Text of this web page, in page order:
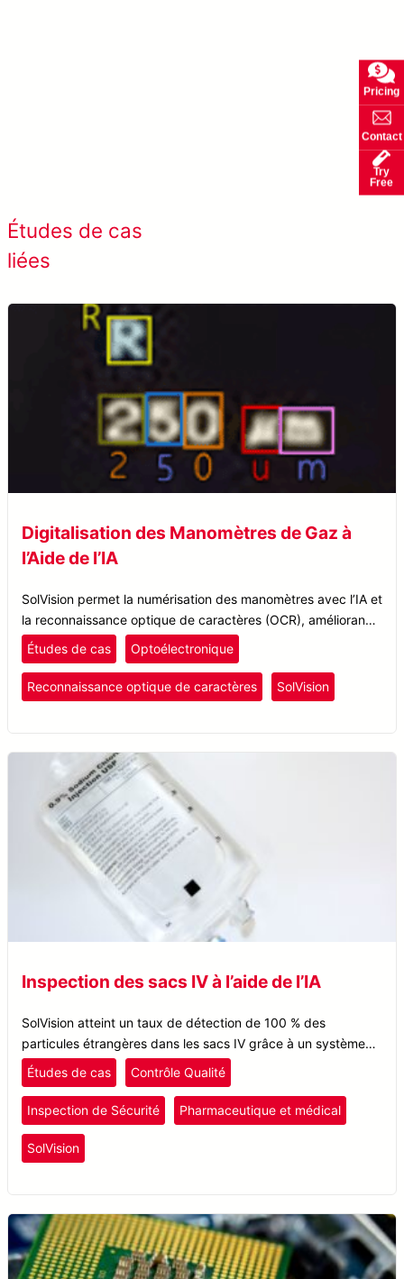
Études de cas
liées
Digitalisation des Manomètres de Gaz à
l’Aide de l’IA
SolVision permet la numérisation des manomètres avec l’IA et
la reconnaissance optique de caractères (OCR), améliorant
l’efficacité, la précision et les temps de réponse dans les
processus d’optélectronique et de surveillance des gaz.
Études de cas Optoélectronique
Reconnaissance optique de caractères SolVision
Inspection des sacs IV à l’aide de l’IA
SolVision atteint un taux de détection de 100 % des
particules étrangères dans les sacs IV grâce à un système
de vision IA innovant pour une détection efficace des
défauts.
Études de cas Contrôle Qualité
Inspection de Sécurité Pharmaceutique et médical
SolVision
Pricing
Contact
Try
Free